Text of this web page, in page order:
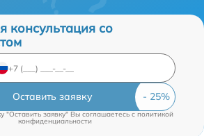
консультация со
Оставить заявку
"Оставить заявку" Вы соглашаетесь cполитикой
конфиденциальности